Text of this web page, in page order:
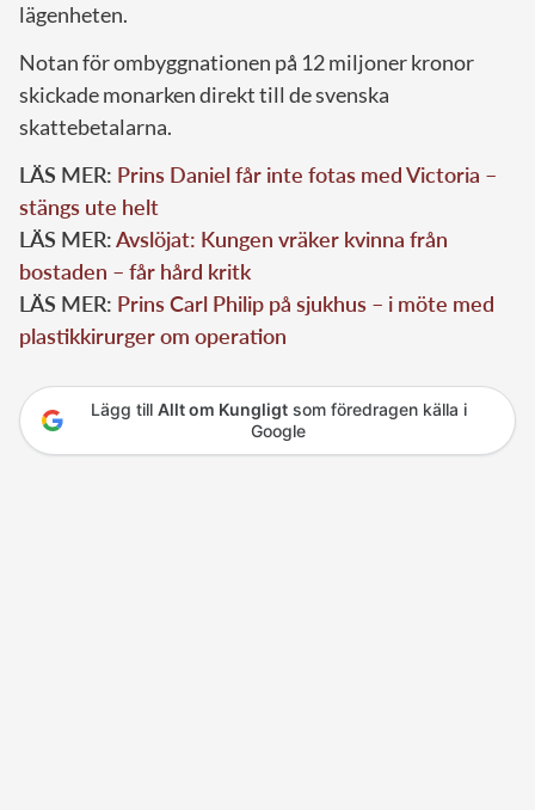
lägenheten.
Notan för ombyggnationen på 12 miljoner kronor
skickade monarken direkt till de svenska
skattebetalarna.
LÄS MER: Prins Daniel får inte fotas med Victoria –
stängs ute helt
LÄS MER:Avslöjat: Kungen vräker kvinna från
bostaden – får hård kritk
LÄS MER: Prins Carl Philip på sjukhus – i möte med
plastikkirurger om operation
Lägg till Allt om Kungligtsom föredragen källa i
Google